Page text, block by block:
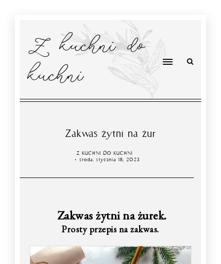
Z kuchni do
kuchni
Zakwas żytni na żur
Z KUCHNI DO KUCHNI
środa, stycznia 18, 2023
Zakwas żytni na żurek.
Prosty przepis na zakwas.